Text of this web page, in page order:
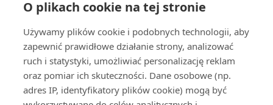
O plikach cookie na tej stronie
Używamy plików cookie i podobnych technologii, aby
zapewnić prawidłowe działanie strony, analizować
ruch i statystyki, umożliwiać personalizację reklam
oraz pomiar ich skuteczności. Dane osobowe (np.
adres IP, identyfikatory plików cookie) mogą być
O nas
Wirtualne biuro Warszawa ul. Nowogrodzka
64/43. Prestiżowa lokalizacja w samym